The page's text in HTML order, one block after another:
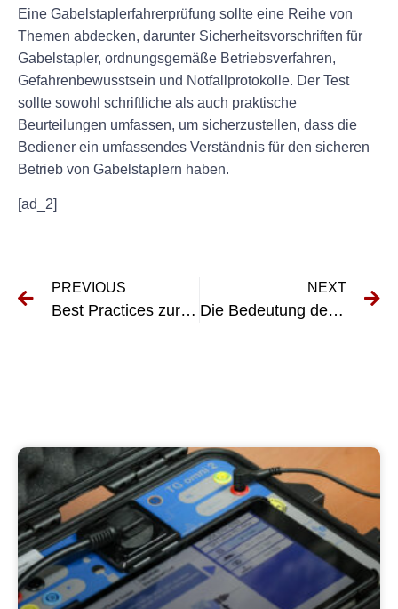
Eine Gabelstaplerfahrerprüfung sollte eine Reihe von
Themen abdecken, darunter Sicherheitsvorschriften für
Gabelstapler, ordnungsgemäße Betriebsverfahren,
Gefahrenbewusstsein und Notfallprotokolle. Der Test
sollte sowohl schriftliche als auch praktische
Beurteilungen umfassen, um sicherzustellen, dass die
Bediener ein umfassendes Verständnis für den sicheren
Betrieb von Gabelstaplern haben.
[ad_2]
PREVIOUS
Best Practices zur Aufrechterhaltung der DGUV V70-Konformität für Ihre Fahrzeugflotte
NEXT
Die Bedeutung der UVV-Prüfung Bramsche für die Arbeitssicherheit